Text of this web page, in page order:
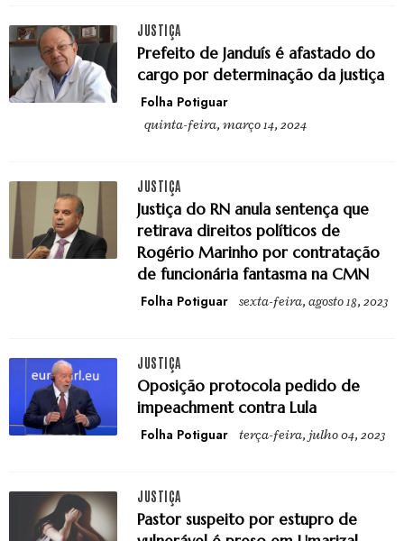
JUSTIÇA
Prefeito de Janduís é afastado do
cargo por determinação da justiça
Folha Potiguar
quinta-feira, março 14, 2024
JUSTIÇA
Justiça do RN anula sentença que
retirava direitos políticos de
Rogério Marinho por contratação
de funcionária fantasma na CMN
Folha Potiguar sexta-feira, agosto 18, 2023
JUSTIÇA
Oposição protocola pedido de
impeachment contra Lula
Folha Potiguar terça-feira, julho 04, 2023
JUSTIÇA
Pastor suspeito por estupro de